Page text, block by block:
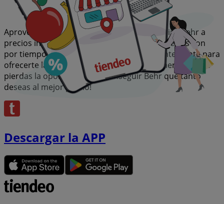
Aprovecha esta oportunidad única de adquirir Behr a
precios insuperables. Recuerda, nuestras ofertas son
por tiempo limitado y se actualizan constantemente para
ofrecerte las marcas más destacadas del mercado. ¡No
pierdas la oportunidad de conseguir Behr que tanto
deseas al mejor precio!
Descargar la APP